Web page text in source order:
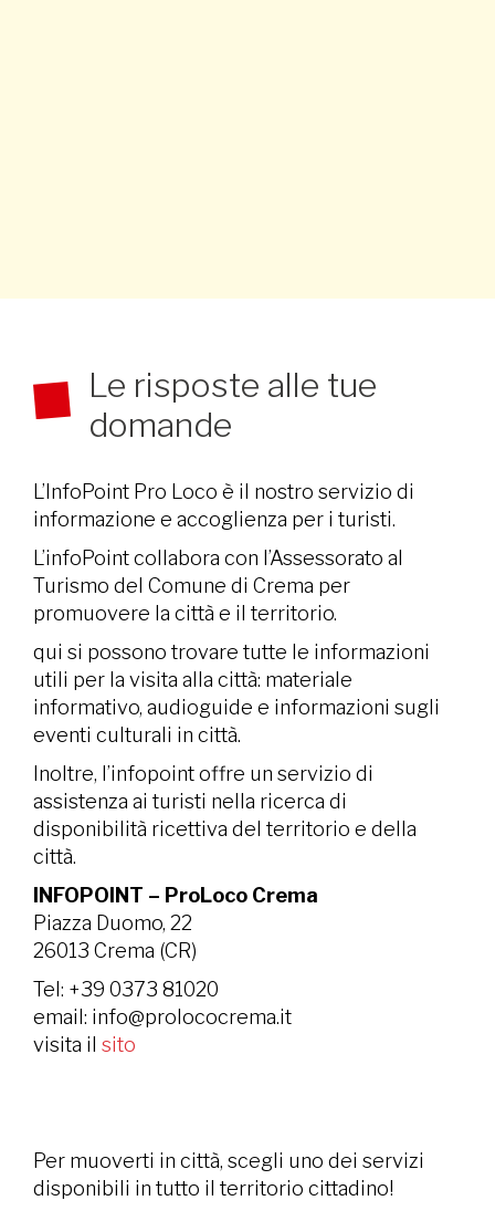
Le risposte alle tue
domande
L’InfoPoint Pro Loco è il nostro servizio di
informazione e accoglienza per i turisti.
L’infoPoint collabora con l’Assessorato al
Turismo del Comune di Crema per
promuovere la città e il territorio.
qui si possono trovare tutte le informazioni
utili per la visita alla città: materiale
informativo, audioguide e informazioni sugli
eventi culturali in città.
Inoltre, l’infopoint offre un servizio di
assistenza ai turisti nella ricerca di
disponibilità ricettiva del territorio e della
città.
INFOPOINT – ProLoco Crema
Piazza Duomo, 22
26013 Crema (CR)
Tel: +39 0373 81020
email: info@prolococrema.it
visita il sito
Per muoverti in città, scegli uno dei servizi
disponibili in tutto il territorio cittadino!